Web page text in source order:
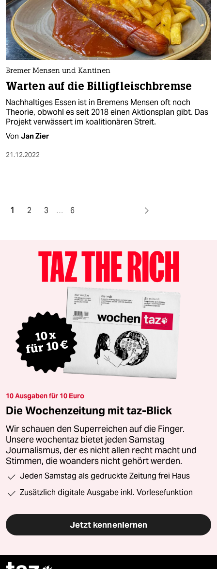
Bremer Mensen und Kantinen
Warten auf die Billigfleischbremse
Nachhaltiges Essen ist in Bremens Mensen oft noch
Theorie, obwohl es seit 2018 einen Aktionsplan gibt. Das
Projekt verwässert im koalitionären Streit.
Von Jan Zier
21.12.2022
1 2 3 … 6
10 Ausgaben für 10 Euro
Die Wochenzeitung mit taz-Blick
Wir schauen den Superreichen auf die Finger.
Unsere wochentaz bietet jeden Samstag
Journalismus, der es nicht allen recht macht und
Stimmen, die woanders nicht gehört werden.
Jeden Samstag als gedruckte Zeitung frei Haus
Zusätzlich digitale Ausgabe inkl. Vorlesefunktion
Jetzt kennenlernen